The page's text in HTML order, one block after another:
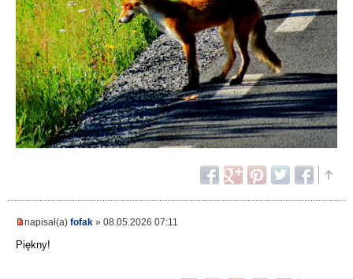
napisał(a) fofak » 08.05.2026 07:11
Piękny!